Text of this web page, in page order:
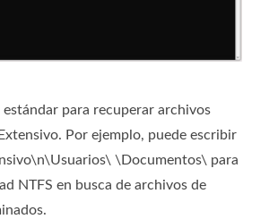
estándar para recuperar archivos
Por ejemplo, puede escribir
\Documentos\ para
NTFS en busca de archivos de